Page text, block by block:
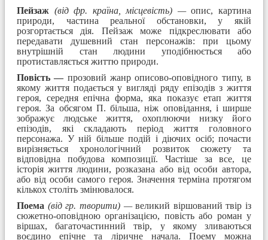
Пейзаж (від фр. країна, місцевість) —опис, картина
природи, частина реальної обстановки, у якій
розгортається дія. Пейзаж може підкреслювати або
передавати душевний стан персонажів: при цьому
внутрішній стан людини уподібнюється або
протиставляється життю природи.
Повість — прозовий жанр описово-оповідного типу, в
якому життя подається у вигляді ряду епізодів з життя
героя, середня епічна форма, яка показує етап життя
героя. За обсягом П. більша, ніж оповідання, і ширше
зображує людське життя, охоплюючи низку його
епізодів, які складають період життя головного
персонажа. У ній більше подій і діючих осіб; почасти
вирізняється хроноло­гічний розвиток сюжету та
відповідна побудова композиції. Частіше за все, це
історія життя людини, розказана або від особи автора,
або від особи самого героя. Значення терміна протягом
кількох століть змінювалося.
Поема (від гр. творити) —великий віршований твір із
сюжетно-оповідною організа­цією, повість або роман у
віршах, багаточастинний твір, у якому зливаються
воєдино епічне та ліричне начала. Поему можна